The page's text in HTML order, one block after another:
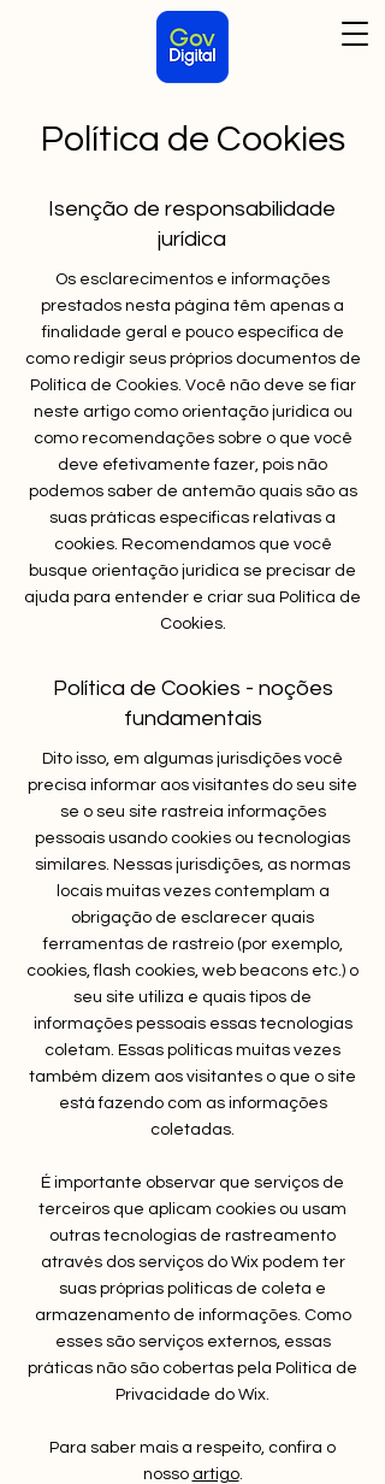
Política de Cookies
Isenção de responsabilidade
jurídica
Os esclarecimentos e informações
prestados nesta página têm apenas a
finalidade geral e pouco específica de
como redigir seus próprios documentos de
Política de Cookies. Você não deve se fiar
neste artigo como orientação jurídica ou
como recomendações sobre o que você
deve efetivamente fazer, pois não
podemos saber de antemão quais são as
suas práticas específicas relativas a
cookies. Recomendamos que você
busque orientação jurídica se precisar de
ajuda para entender e criar sua Política de
Cookies.
Política de Cookies - noções
fundamentais
Dito isso, em algumas jurisdições você
precisa informar aos visitantes do seu site
se o seu site rastreia informações
pessoais usando cookies ou tecnologias
similares. Nessas jurisdições, as normas
locais muitas vezes contemplam a
obrigação de esclarecer quais
ferramentas de rastreio (por exemplo,
cookies, flash cookies, web beacons etc.) o
seu site utiliza e quais tipos de
informações pessoais essas tecnologias
coletam. Essas políticas muitas vezes
também dizem aos visitantes o que o site
está fazendo com as informações
coletadas.
É importante observar que serviços de
terceiros que aplicam cookies ou usam
outras tecnologias de rastreamento
através dos serviços do Wix podem ter
suas próprias políticas de coleta e
armazenamento de informações. Como
esses são serviços externos, essas
práticas não são cobertas pela Política de
Privacidade do Wix.
Para saber mais a respeito, confira o
nosso artigo.